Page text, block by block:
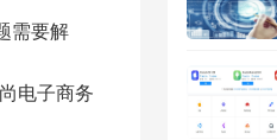
需要解
电子商务